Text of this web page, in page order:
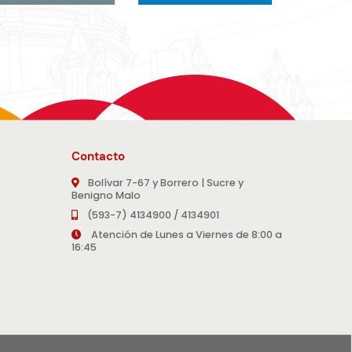
Contacto
Bolívar 7-67 y Borrero | Sucre y
Benigno Malo
(593-7) 4134900 / 4134901
Atención de Lunes a Viernes de 8:00 a
16:45